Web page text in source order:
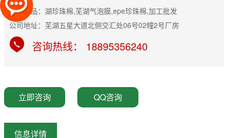
主营产品：湖珍珠棉,芜湖气泡膜,epe珍珠棉,加工批发
公司地址：芜湖五星大道北侧交汇处06号02幢2号厂房
咨询热线： 18895356240
立即咨询 QQ咨询
信息详情